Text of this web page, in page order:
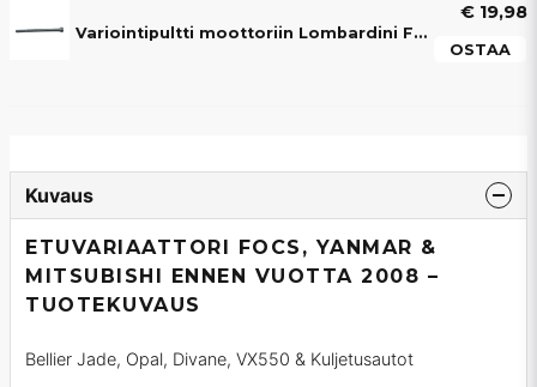
Variointipultti moottoriin Lombardini Focs / Progress / Yanmar / Mitsubishi
€ 19,98
OSTAA
Kuvaus
ETUVARIAATTORI FOCS, YANMAR &
MITSUBISHI ENNEN VUOTTA 2008 –
TUOTEKUVAUS
Bellier Jade, Opal, Divane, VX550 & Kuljetusautot